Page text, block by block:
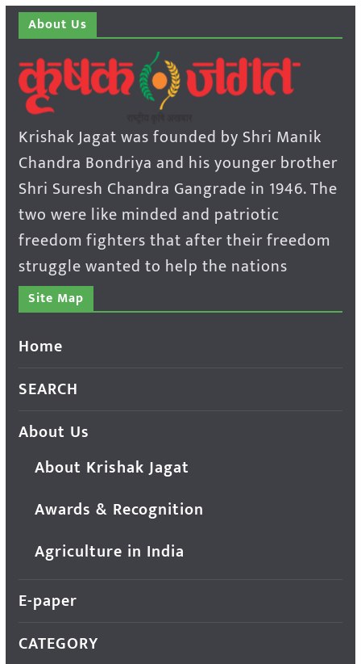
About Us
Krishak Jagat was founded by Shri Manik
Chandra Bondriya and his younger brother
Shri Suresh Chandra Gangrade in 1946. The
two were like minded and patriotic
freedom fighters that after their freedom
struggle wanted to help the nations
Site Map
Home
SEARCH
About Us
About Krishak Jagat
Awards & Recognition
Agriculture in India
E-paper
CATEGORY